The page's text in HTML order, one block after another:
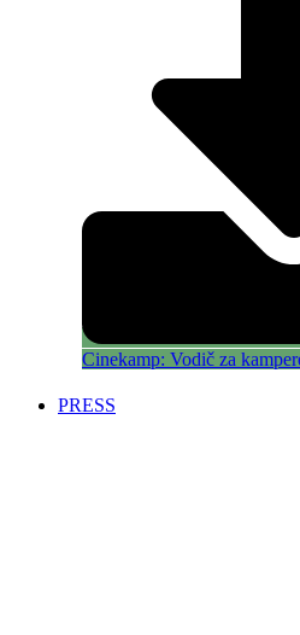
Cinekamp: Vodič za
PRESS